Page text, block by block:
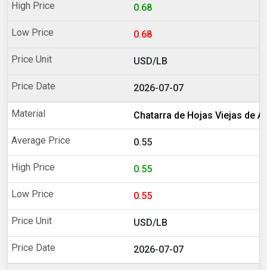
0.68
0.68
USD/LB
2026-07-07
Chatarra de Hojas Viejas de
0.55
0.55
0.55
USD/LB
2026-07-07